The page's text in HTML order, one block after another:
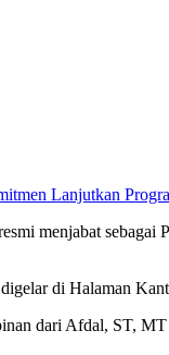
menjabat sebagai
di Halaman
dari Afdal, ST,